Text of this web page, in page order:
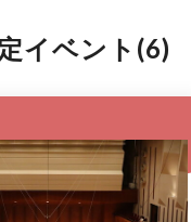
イベント(6)